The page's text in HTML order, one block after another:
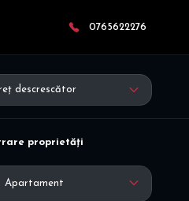
0765622276
descrescător
proprietăți
Apartament